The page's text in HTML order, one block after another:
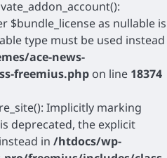
as nullable is
type must be used instead
ace-news-
freemius.php on line 18374
Implicitly marking
deprecated, the explicit
in /htdocs/wp-